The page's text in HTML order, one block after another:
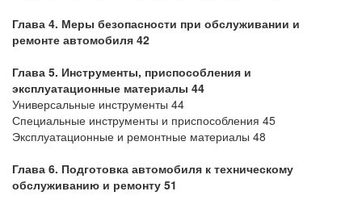
Глава 4. Меры безопасности при обслуживании и
ремонте автомобиля 42
Глава 5. Инструменты, приспособления и
эксплуатационные материалы 44
Универсальные инструменты 44
Специальные инструменты и приспособления 45
Эксплуатационные и ремонтные материалы 48
Глава 6. Подготовка автомобиля к техническому
обслуживанию и ремонту 51